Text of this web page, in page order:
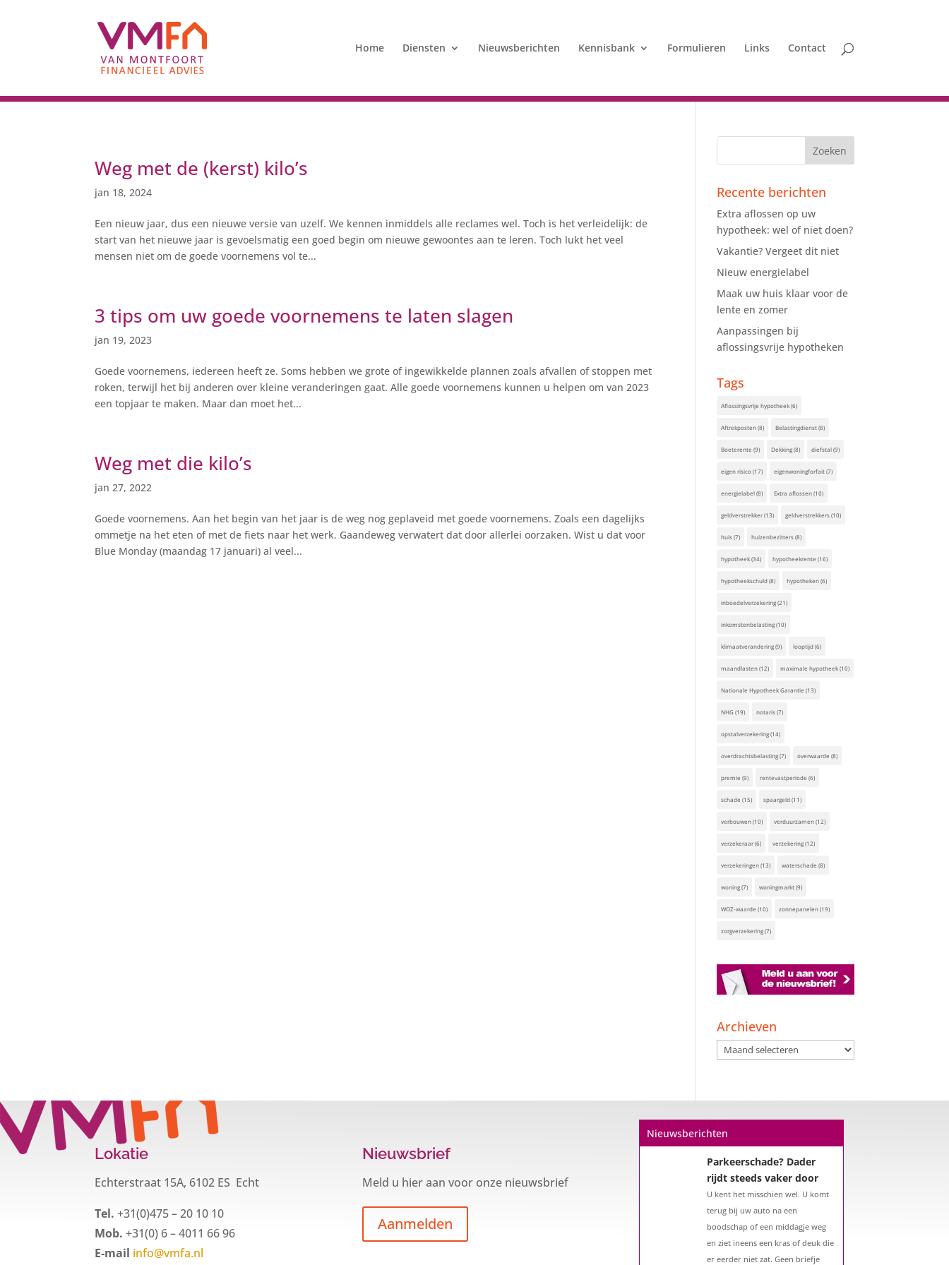
Home Diensten Nieuwsberichten Kennisbank Formulieren Links Contact
Weg met de (kerst) kilo’s
jan 18, 2024
Een nieuw jaar, dus een nieuwe versie van uzelf. We kennen inmiddels alle reclames wel. Toch is het verleidelijk: de
start van het nieuwe jaar is gevoelsmatig een goed begin om nieuwe gewoontes aan te leren. Toch lukt het veel
mensen niet om de goede voornemens vol te...
3 tips om uw goede voornemens te laten slagen
jan 19, 2023
Goede voornemens, iedereen heeft ze. Soms hebben we grote of ingewikkelde plannen zoals afvallen of stoppen met
roken, terwijl het bij anderen over kleine veranderingen gaat. Alle goede voornemens kunnen u helpen om van 2023
een topjaar te maken. Maar dan moet het...
Weg met die kilo’s
jan 27, 2022
Goede voornemens. Aan het begin van het jaar is de weg nog geplaveid met goede voornemens. Zoals een dagelijks
ommetje na het eten of met de fiets naar het werk. Gaandeweg verwatert dat door allerlei oorzaken. Wist u dat voor
Blue Monday (maandag 17 januari) al veel...
Recente berichten
Extra aflossen op uw
hypotheek: wel of niet doen?
Vakantie? Vergeet dit niet
Nieuw energielabel
Maak uw huis klaar voor de
lente en zomer
Aanpassingen bij
aflossingsvrije hypotheken
Tags
Aflossingsvrije hypotheek(6)
Aftrekposten(8) Belastingdienst(8)
Boeterente (9) Dekking(8) diefstal(9)
eigen risico(17) eigenwoningforfait(7)
energielabel(8) Extra aflossen(10)
geldverstrekker(13) geldverstrekkers(10)
huis(7) huizenbezitters(8)
hypotheek(34) hypotheekrente (16)
hypotheekschuld(8) hypotheken(6)
inboedelverzekering(21)
inkomstenbelasting(10)
klimaatverandering(9) looptijd(6)
maandlasten(12) maximale hypotheek(10)
Nationale Hypotheek Garantie (13)
NHG(19) notaris(7)
opstalverzekering(14)
overdrachtsbelasting(7) overwaarde (8)
premie (9) rentevastperiode (6)
schade (15) spaargeld(11)
verbouwen(10) verduurzamen(12)
verzekeraar(6) verzekering(12)
verzekeringen(13) waterschade (8)
woning(7) woningmarkt(9)
WOZ-waarde (10) zonnepanelen(19)
zorgverzekering(7)
Archieven
Archieven
Lokatie
Echterstraat 15A, 6102 ES Echt
Tel. +31(0)475 – 20 10 10
Mob. +31(0) 6 – 4011 66 96
E-mail info@vmfa.nl
Nieuwsbrief
Meld u hier aan voor onze nieuwsbrief
Aanmelden
Nieuwsberichten
Een hypotheek na uw
mogelijkheden
De woningmarkt is nog steeds in
beweging. Misschien denkt u na
hypotheek als u 57 jaar of ouder
bent?...
Parkeerschade? Dader
rijdt steeds vaker door
U kent het misschien wel. U komt
terug bij uw auto na een
boodschap of een middagje weg
en ziet ineens een kras of deuk die
er eerder niet zat. Geen briefje